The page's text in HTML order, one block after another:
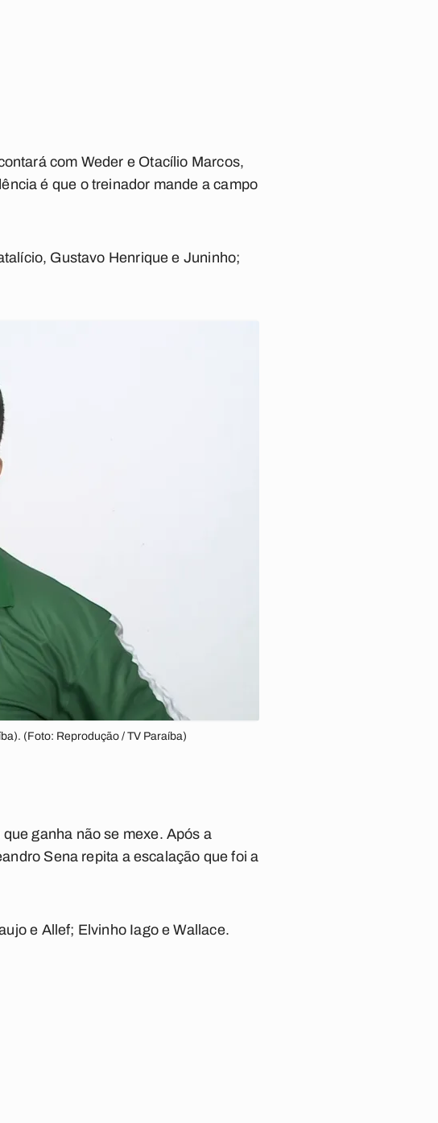
com Weder e Otacílio Marcos,
é que o treinador mande a campo
Gustavo Henrique e Juninho;
(Foto: Reprodução / TV Paraíba)
ganha não se mexe. Após a
Sena repita a escalação que foi a
e Allef; Elvinho Iago e Wallace.